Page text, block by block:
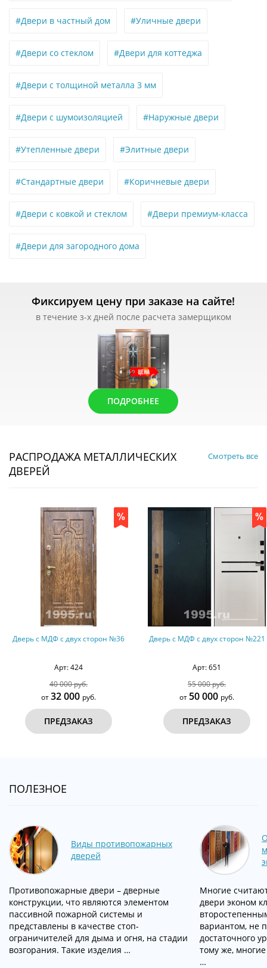
#Двери в частный дом #Уличные двери
#Двери со стеклом #Двери для коттеджа
#Двери с толщиной металла 3 мм
#Двери с шумоизоляцией #Наружные двери
#Утепленные двери #Элитные двери
#Стандартные двери #Коричневые двери
#Двери с ковкой и стеклом #Двери премиум-класса
#Двери для загородного дома
Фиксируем цену при заказе на сайте!
в течение з-х дней после расчета замерщиком
ПОДРОБНЕЕ
РАСПРОДАЖА МЕТАЛЛИЧЕСКИХ
ДВЕРЕЙ
Смотреть все
№36 Дверь с МДФ с двух сторон №221
от50 000
ПРЕДЗАКАЗ
Трехконтурная
от51 000
ПОЛЕЗНОЕ
Виды противопожарных
дверей
Противопожарные двери – дверные
конструкции, что являются элементом
пассивной пожарной системы и
представлены в качестве стоп-
ограничителей для дыма и огня, на стадии
возгорания. Такие изделия …
Многие
двери эконом
вариантом, не
достаточного
тому же,
…